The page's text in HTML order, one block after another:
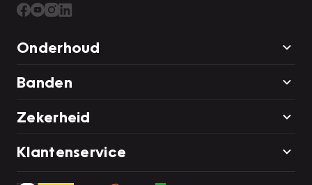
Onderhoud
Banden
Zekerheid
Klantenservice